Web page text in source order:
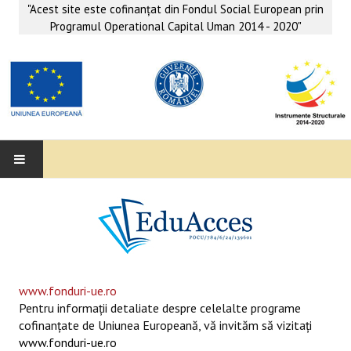
"Acest site este cofinanţat din Fondul Social European prin
Programul Operational Capital Uman 2014 - 2020"
SUPORT EDUCAȚIONAL MATEMATICĂ- INFORMATICĂ
SERVICII PSIHO-SOCIALE
www.fonduri-ue.ro
Pentru informaţii detaliate despre celelalte programe
cofinanţate de Uniunea Europeană, vă invităm să vizitaţi
www.fonduri-ue.ro